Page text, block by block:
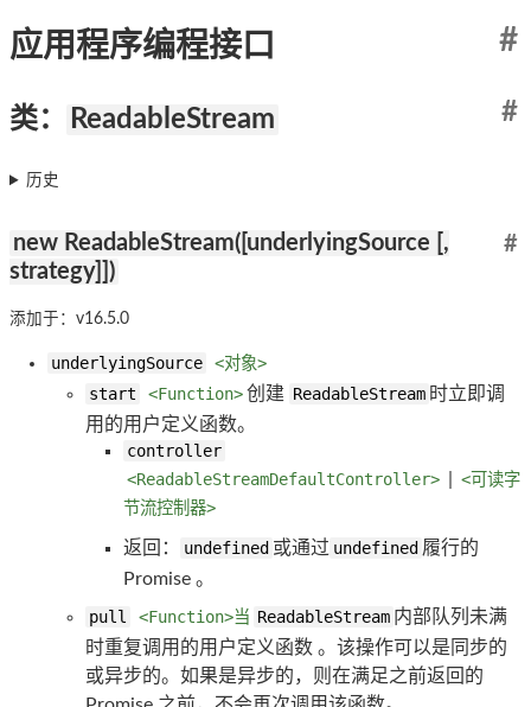
应用程序编程接口 #
类： ReadableStream #
历史
new ReadableStream([underlyingSource [,
strategy]])
#
添加于：v16.5.0
underlyingSource
<对象>
start
<Function>创建 ReadableStream 时立即调
用的用户定义函数。
controller
<ReadableStreamDefaultController>
<可读字
节流控制器>
返回： undefined 或通过 undefined 履行的
Promise 。
pull
<Function>当 ReadableStream 内部队列未满
时重复调用的用户定义函数 。该操作可以是同步的
或异步的。如果是异步的，则在满足之前返回的